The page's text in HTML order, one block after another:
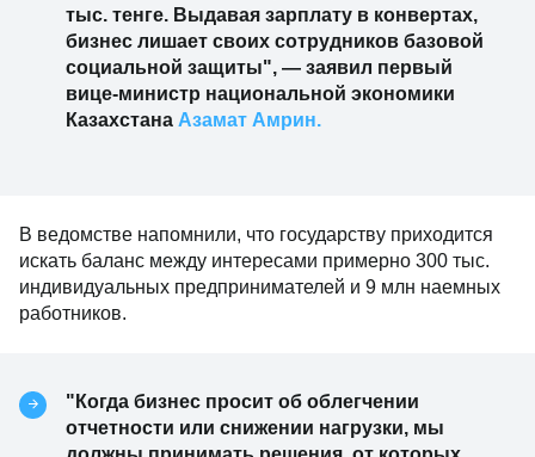
тыс. тенге. Выдавая зарплату в конвертах,
бизнес лишает своих сотрудников базовой
социальной защиты", — заявил первый
вице-министр национальной экономики
Казахстана Азамат Амрин.
В ведомстве напомнили, что государству приходится
искать баланс между интересами примерно 300 тыс.
индивидуальных предпринимателей и 9 млн наемных
работников.
"Когда бизнес просит об облегчении
отчетности или снижении нагрузки, мы